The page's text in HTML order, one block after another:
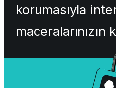
korumasıyla
maceralarınızın